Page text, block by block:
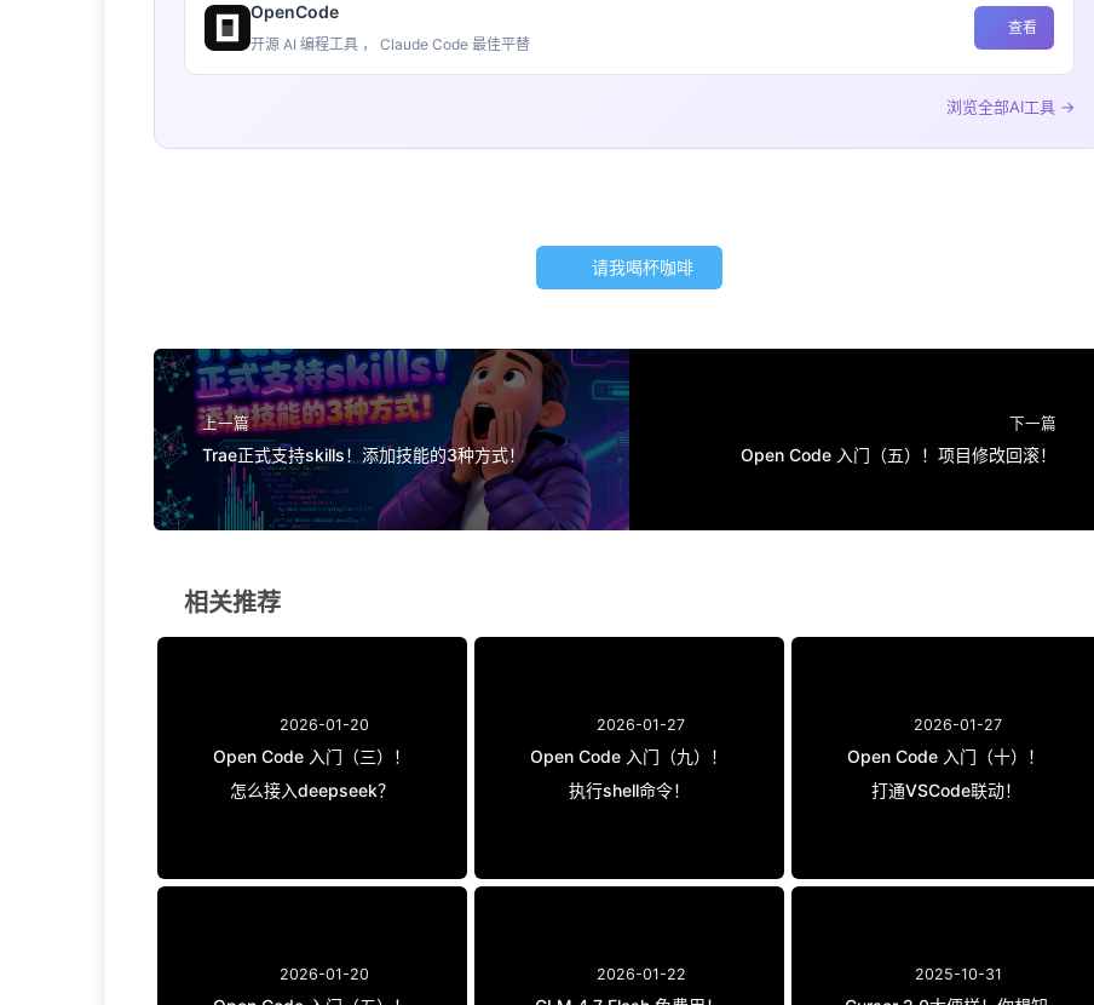
OpenCode
开源 AI 编程工具 ， Claude Code 最佳平替
查看
浏览全部AI工具 →
请我喝杯咖啡
上一篇
Trae正式支持skills！添加技能的3种方式！
下一篇
Open Code 入门（五）！项目修改回滚！
相关推荐
2026-01-20
Open Code 入门（三）！
怎么接入deepseek？
2026-01-27
Open Code 入门（九）！
执行shell命令！
2026-01-27
Open Code 入门（十）！
打通VSCode联动！
2026-01-20 2026-01-22 2025-10-31